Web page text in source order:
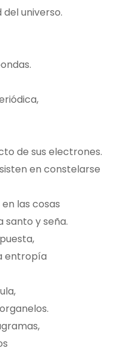
universo.
de sus electrones.
en constelarse
las cosas
santo y seña.
entropía